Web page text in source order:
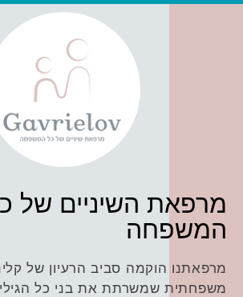
מרפאת השיניים של
המשפחה
מרפאתנו הוקמה סביב הרעיון של
משפחתית שמשרתת את בני כל